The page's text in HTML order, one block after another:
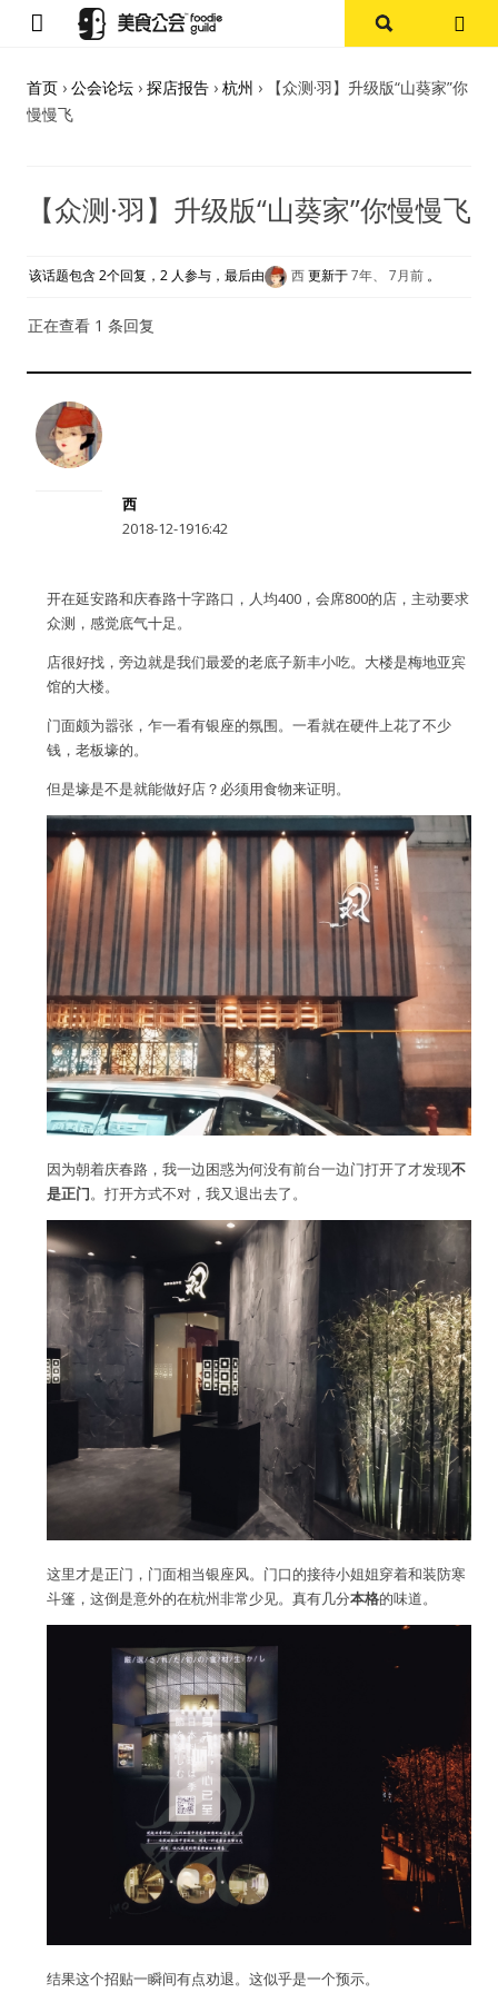
首页
首页 › 公会论坛 › 探店报告 › 杭州 ›
【众测·羽】升级版“山葵家”你
慢慢飞
【众测·羽】升级版“山葵家”你慢慢飞
该话题包含 2个回复，2 人参与，最后由 西更新于7年、 7月前 。
正在查看 1 条回复
西
2018-12-1916:42
开在延安路和庆春路十字路口，人均400，会席800的店，主动要求
众测，感觉底气十足。
店很好找，旁边就是我们最爱的老底子新丰小吃。大楼是梅地亚宾
馆的大楼。
门面颇为嚣张，乍一看有银座的氛围。一看就在硬件上花了不少
钱，老板壕的。
但是壕是不是就能做好店？必须用食物来证明。
因为朝着庆春路，我一边困惑为何没有前台一边门打开了才发现不
是正门。打开方式不对，我又退出去了。
这里才是正门，门面相当银座风。门口的接待小姐姐穿着和装防寒
斗篷，这倒是意外的在杭州非常少见。真有几分本格的味道。
结果这个招贴一瞬间有点劝退。这似乎是一个预示。